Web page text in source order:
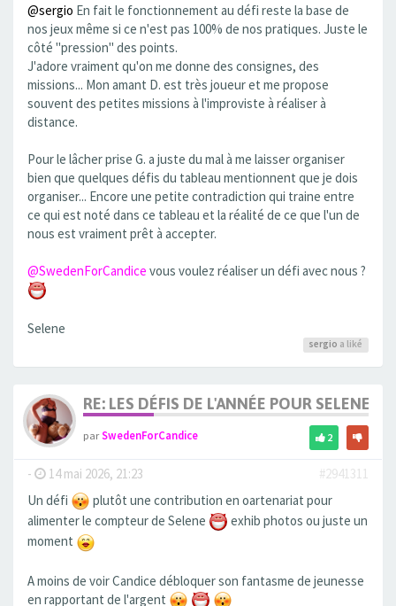
@sergio En fait le fonctionnement au défi reste la base de
nos jeux même si ce n'est pas 100% de nos pratiques. Juste le
côté "pression" des points.
J'adore vraiment qu'on me donne des consignes, des
missions... Mon amant D. est très joueur et me propose
souvent des petites missions à l'improviste à réaliser à
distance.
Pour le lâcher prise G. a juste du mal à me laisser organiser
bien que quelques défis du tableau mentionnent que je dois
organiser... Encore une petite contradiction qui traine entre
ce qui est noté dans ce tableau et la réalité de ce que l'un de
nous est vraiment prêt à accepter.
@SwedenForCandice vous voulez réaliser un défi avec nous ?
Selene
sergio a liké
RE: LES DÉFIS DE L'ANNÉE POUR SELENE
parSwedenForCandice 2
- 14 mai 2026, 21:23
#2941311
Un défi
plutôt une contribution en oartenariat pour
alimenter le compteur de Selene
exhib photos ou juste un
moment
A moins de voir Candice débloquer son fantasme de jeunesse
en rapportant de l'argent